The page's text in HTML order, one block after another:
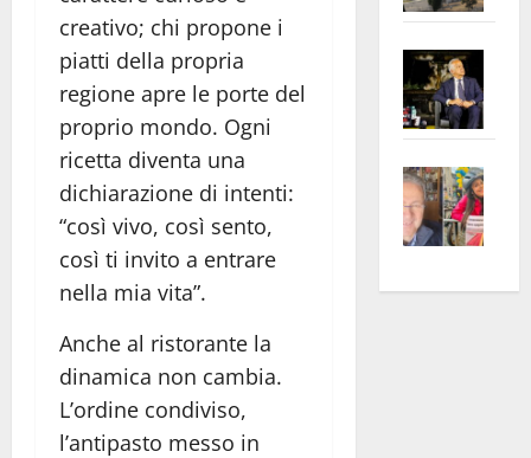
creativo; chi propone i
piatti della propria
regione apre le porte del
proprio mondo. Ogni
ricetta diventa una
dichiarazione di intenti:
“così vivo, così sento,
così ti invito a entrare
nella mia vita”.
Anche al ristorante la
dinamica non cambia.
L’ordine condiviso,
l’antipasto messo in
euro
apre